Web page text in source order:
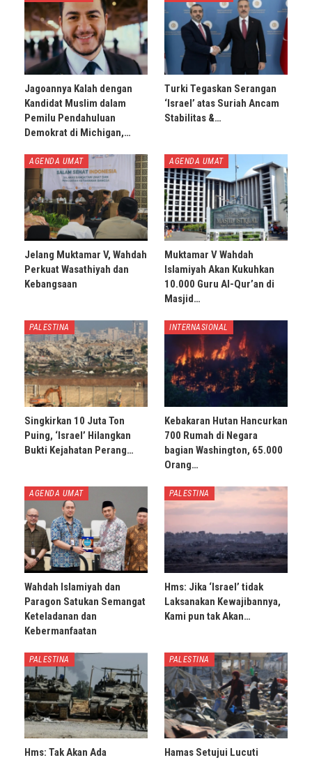
Jagoannya Kalah dengan
Kandidat Muslim dalam
Pemilu Pendahuluan
Demokrat di Michigan,…
Turki Tegaskan Serangan
‘Israel’ atas Suriah Ancam
Stabilitas &…
AGENDA UMAT
Jelang Muktamar V, Wahdah
Perkuat Wasathiyah dan
Kebangsaan
AGENDA UMAT
Muktamar V Wahdah
Islamiyah Akan Kukuhkan
10.000 Guru Al-Qur’an di
Masjid…
PALESTINA
Singkirkan 10 Juta Ton
Puing, ‘Israel’ Hilangkan
Bukti Kejahatan Perang…
INTERNASIONAL
Kebakaran Hutan Hancurkan
700 Rumah di Negara
bagian Washington, 65.000
Orang…
AGENDA UMAT
Wahdah Islamiyah dan
Paragon Satukan Semangat
Keteladanan dan
Kebermanfaatan
PALESTINA
Hms: Jika ‘Israel’ tidak
Laksanakan Kewajibannya,
Kami pun tak Akan…
PALESTINA
Hms: Tak Akan Ada
PALESTINA
Hamas Setujui Lucuti